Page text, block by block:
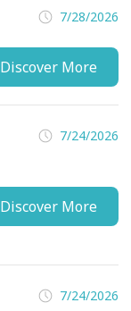
7/28/2026
Discover More
7/24/2026
Discover More
7/24/2026